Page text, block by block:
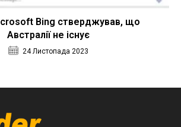
Bing стверджував, що
Австралії не існує
24 Листопада 2023